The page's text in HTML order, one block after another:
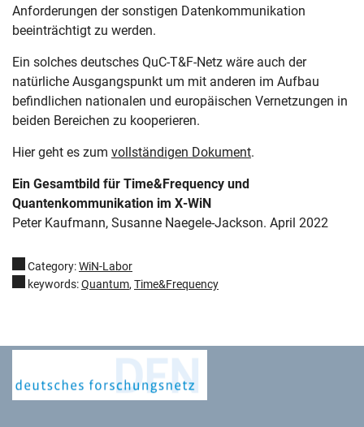
Anforderungen der sonstigen Datenkommunikation
beeinträchtigt zu werden.
Ein solches deutsches QuC-T&F-Netz wäre auch der
natürliche Ausgangspunkt um mit anderen im Aufbau
befindlichen nationalen und europäischen Vernetzungen in
beiden Bereichen zu kooperieren.
Hier geht es zum vollständigen Dokument.
Ein Gesamtbild für Time&Frequency und
Quantenkommunikation im X-WiN
Peter Kaufmann, Susanne Naegele-Jackson. April 2022
Category:WiN-Labor
keywords:Quantum, Time&Frequency
Deutsches Forschungsnetz